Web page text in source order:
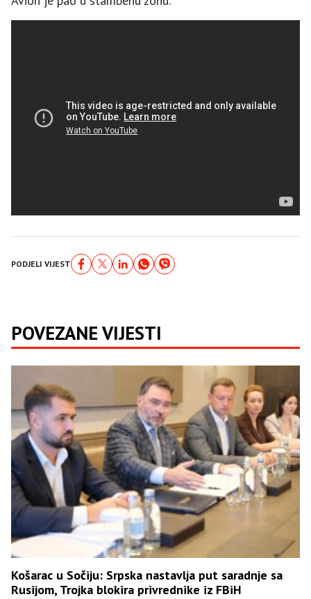
PODJELI VIJEST
POVEZANE VIJESTI
Košarac u Sočiju: Srpska nastavlja put saradnje sa
Rusijom, Trojka blokira privrednike iz FBiH